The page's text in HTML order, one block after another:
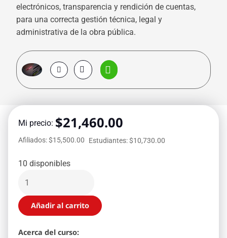
electrónicos, transparencia y rendición de cuentas,
para una correcta gestión técnica, legal y
administrativa de la obra pública.
Mi precio: $21,460.00
Afiliados: $15,500.00 Estudiantes: $10,730.00
10 disponibles
Añadir al carrito
Acerca del curso: